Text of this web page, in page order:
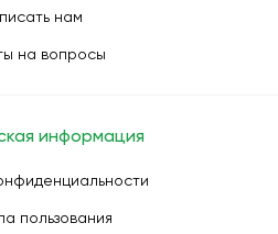
нам
на вопросы
информация
пользования